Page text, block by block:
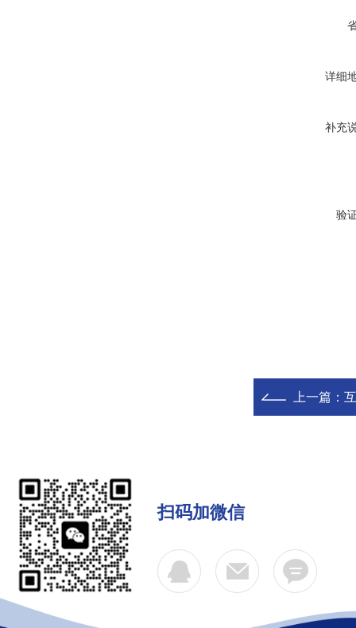
详细
补充
验
上一篇：
扫码加微信